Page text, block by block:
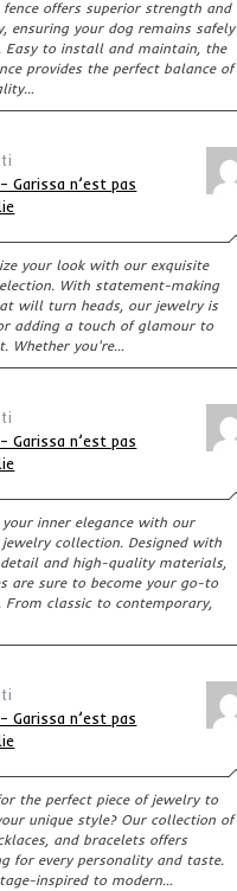
offers superior strength and
ensuring your dog remains safely
Easy to install and maintain, the
provides the perfect balance of
Garissa n’est pas
your look with our exquisite
With statement-making
will turn heads, our jewelry is
adding a touch of glamour to
Whether you're…
Garissa n’est pas
your inner elegance with our
jewelry collection. Designed with
and high-quality materials,
are sure to become your go-to
From classic to contemporary,
Garissa n’est pas
the perfect piece of jewelry to
unique style? Our collection of
and bracelets offers
for every personality and taste.
inspired to modern…